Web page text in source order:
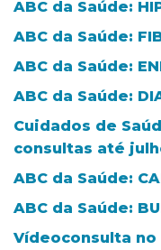
ABC da Saúde:
ABC da Saúde:
ABC da Saúde:
ABC da Saúde:
Cuidados de
consultas até
ABC da Saúde:
ABC da Saúde:
Vídeoconsulta